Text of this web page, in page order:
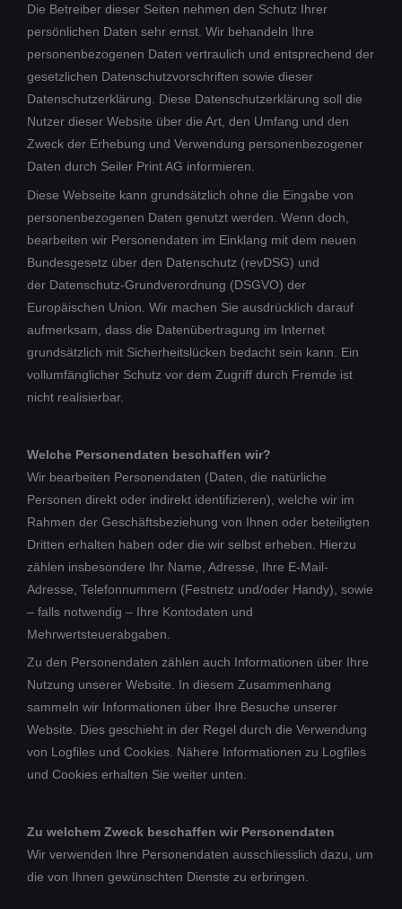
Die Betreiber dieser Seiten nehmen den Schutz Ihrer
persönlichen Daten sehr ernst. Wir behandeln Ihre
personenbezogenen Daten vertraulich und entsprechend der
gesetzlichen Datenschutzvorschriften sowie dieser
Datenschutzerklärung. Diese Datenschutzerklärung soll die
Nutzer dieser Website über die Art, den Umfang und den
Zweck der Erhebung und Verwendung personenbezogener
Daten durch Seiler Print AG informieren.
Diese Webseite kann grundsätzlich ohne die Eingabe von
personenbezogenen Daten genutzt werden. Wenn doch,
bearbeiten wir Personendaten im Einklang mit dem neuen
Bundesgesetz über den Datenschutz (revDSG) und
der Datenschutz-Grundverordnung (DSGVO) der
Europäischen Union. Wir machen Sie ausdrücklich darauf
aufmerksam, dass die Datenübertragung im Internet
grundsätzlich mit Sicherheitslücken bedacht sein kann. Ein
vollumfänglicher Schutz vor dem Zugriff durch Fremde ist
nicht realisierbar.
Welche Personendaten beschaffen wir?
Wir bearbeiten Personendaten (Daten, die natürliche
Personen direkt oder indirekt identifizieren), welche wir im
Rahmen der Geschäftsbeziehung von Ihnen oder beteiligten
Dritten erhalten haben oder die wir selbst erheben. Hierzu
zählen insbesondere Ihr Name, Adresse, Ihre E-Mail-
Adresse, Telefonnummern (Festnetz und/oder Handy), sowie
– falls notwendig – Ihre Kontodaten und
Mehrwertsteuerabgaben.
Zu den Personendaten zählen auch Informationen über Ihre
Nutzung unserer Website. In diesem Zusammenhang
sammeln wir Informationen über Ihre Besuche unserer
Website. Dies geschieht in der Regel durch die Verwendung
von Logfiles und Cookies. Nähere Informationen zu Logfiles
und Cookies erhalten Sie weiter unten.
Zu welchem Zweck beschaffen wir Personendaten
Wir verwenden Ihre Personendaten ausschliesslich dazu, um
die von Ihnen gewünschten Dienste zu erbringen.